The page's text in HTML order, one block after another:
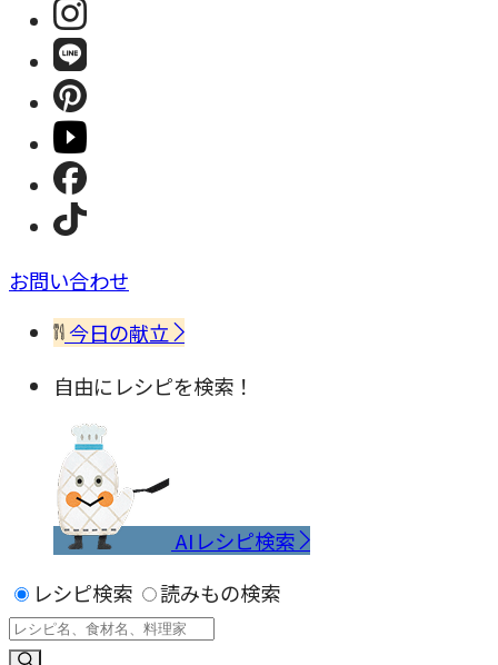
お問い合わせ
今日の献立
自由にレシピを検索！
AIレシピ検索
レシピ検索
読みもの検索